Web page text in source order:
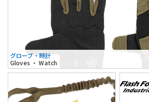
グローブ・時計
Gloves ・ Watch